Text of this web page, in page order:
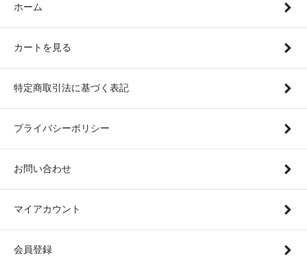
ホーム
カートを見る
特定商取引法に基づく表記
プライバシーポリシー
お問い合わせ
マイアカウント
会員登録